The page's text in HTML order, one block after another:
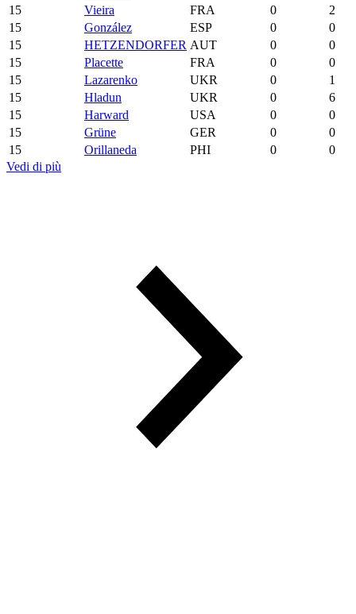
15
Vieira FRA 0
2
15
González ESP 0
0
15
HETZENDORFER AUT 0
0
15
Placette FRA 0
0
15
Lazarenko UKR 0
1
15
Hladun UKR 0
6
15
Harward USA 0
0
15
Grüne GER 0
0
15
Orillaneda PHI 0
0
Vedi di più